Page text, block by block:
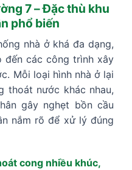
7 – Đặc thù khu
phổ biến
nhà ở khá đa dạng,
đến các công trình xây
Mỗi loại hình nhà ở lại
thoát nước khác nhau,
gây nghẹt bồn cầu
nắm rõ để xử lý đúng
cong nhiều khúc,